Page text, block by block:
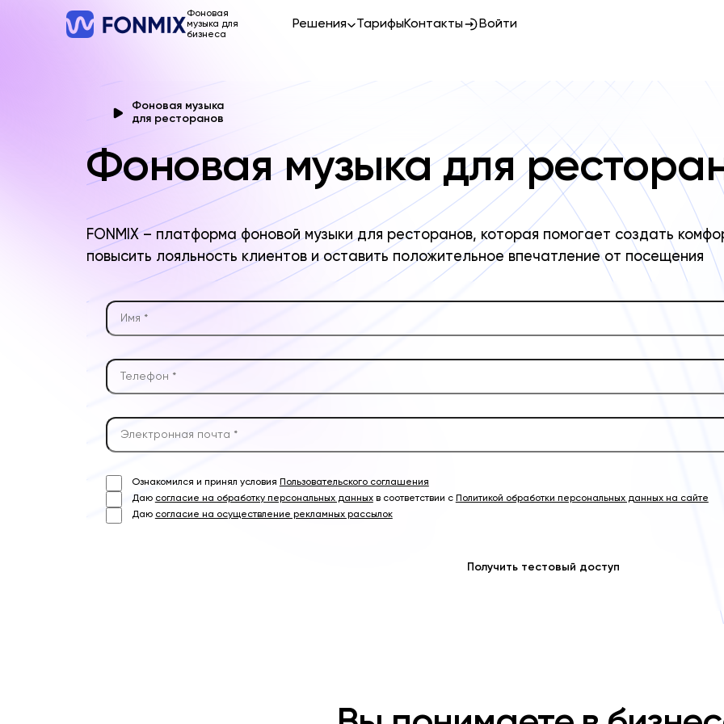
Фоновая
музыка для
бизнеса
Решения ТарифыКонтакты Войти
Фоновая музыка
для ресторанов
Фоновая музыка для
FONMIX – платформа фоновой музыки для ресторанов, которая помогает создать
повысить лояльность клиентов и оставить положительное впечатление от посещения
Ознакомился и принял условия Пользовательского соглашения
Даю согласие на обработку персональных данныхв соответствии с Политикой обработки персональных данных на сайте
Даю согласие на осуществление рекламных рассылок
Получить тестовый доступ